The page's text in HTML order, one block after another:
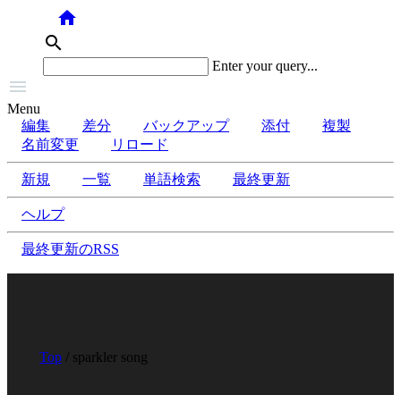
home
search
Enter your query...

Menu
編集
差分 バックアップ 添付
複製
名前変更
リロード
新規 一覧 単語検索 最終更新
ヘルプ
最終更新のRSS
Top / sparkler song